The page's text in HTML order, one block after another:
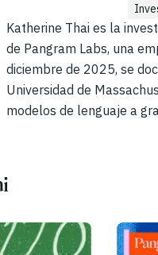
Katherine Thai es la
de Pangram Labs, una
diciembre de 2025, se
Universidad de
modelos de lenguaje a